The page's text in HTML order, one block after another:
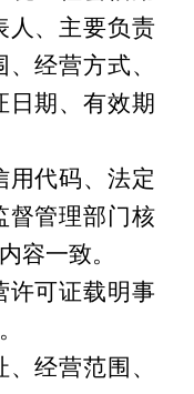
人、主要负责
经营方式、
日期、有效期
用代码、法定
督管理部门核
容一致。
许可证载明事
经营范围、